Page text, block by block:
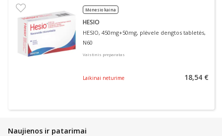
Mėnesio kaina
HESIO
HESIO, 450mg+50mg, plėvele dengtos tabletės,
N60
Vaistinis preparatas
Laikinai neturime 18,54 €
Naujienos ir patarimai